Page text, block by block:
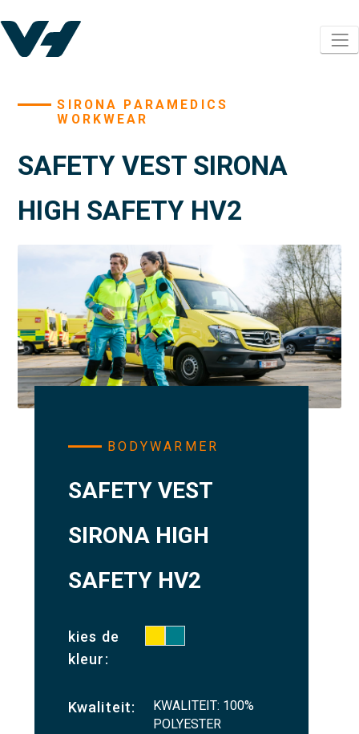
SIRONA PARAMEDICS
WORKWEAR
SAFETY VEST SIRONA
HIGH SAFETY HV2
BODYWARMER
SAFETY VEST
SIRONA HIGH
SAFETY HV2
kies de
kleur:
Kwaliteit:
KWALITEIT: 100%
POLYESTER